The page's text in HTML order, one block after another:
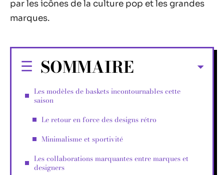
par les icônes de la culture pop et les grandes
marques.
SOMMAIRE
Les modèles de baskets incontournables cette
saison
Le retour en force des designs rétro
Minimalisme et sportivité
Les collaborations marquantes entre marques et
designers